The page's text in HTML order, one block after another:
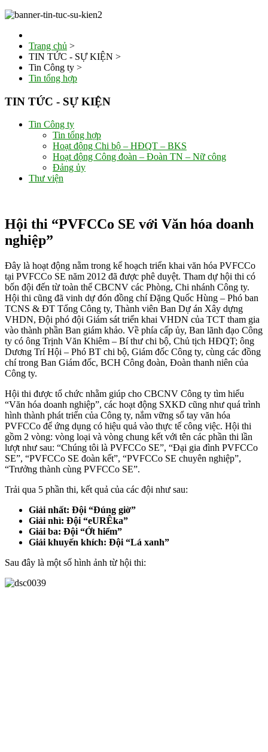
Trang chủ >
TIN TỨC - SỰ KIỆN >
Tin Công ty >
Tin tổng hợp
TIN TỨC - SỰ KIỆN
Tin Công ty
Tin tổng hợp
Hoạt động Chi bộ – HĐQT – BKS
Hoạt động Công đoàn – Đoàn TN – Nữ công
Đảng ủy
Thư viện
Hội thi “PVFCCo SE với Văn hóa doanh
nghiệp”
Đây là hoạt động nằm trong kế hoạch triển khai văn hóa PVFCCo
tại PVFCCo SE năm 2012 đã được phê duyệt. Tham dự hội thi có
bốn đội đến từ toàn thể CBCNV các Phòng, Chi nhánh Công ty.
Hội thi cũng đã vinh dự đón đồng chí Đặng Quốc Hùng – Phó ban
TCNS & ĐT Tổng Công ty, Thành viên Ban Dự án Xây dựng
VHDN, Đội phó đội Giám sát triển khai VHDN của TCT tham gia
vào thành phần Ban giám khảo. Về phía cấp ủy, Ban lãnh đạo Công
ty có ông Trịnh Văn Khiêm – Bí thư chi bộ, Chủ tịch HĐQT; ông
Dương Trí Hội – Phó BT chi bộ, Giám đốc Công ty, cùng các đồng
chí trong Ban Giám đốc, BCH Công đoàn, Đoàn thanh niên của
Công ty.
Hội thi được tổ chức nhằm giúp cho CBCNV Công ty tìm hiểu
“Văn hóa doanh nghiệp”, các hoạt động SXKD cũng như quá trình
hình thành phát triển của Công ty, nắm vững sổ tay văn hóa
PVFCCo để ứng dụng có hiệu quả vào thực tế công việc. Hội thi
gồm 2 vòng: vòng loại và vòng chung kết với tên các phần thi lần
lượt như sau: “Chúng tôi là PVFCCo SE”, “Đại gia đình PVFCCo
SE”, “PVFCCo SE đoàn kết”, “PVFCCo SE chuyên nghiệp”,
“Trưởng thành cùng PVFCCo SE”.
Trải qua 5 phần thi, kết quả của các đội như sau:
Giải nhất: Đội “Đúng giờ”
Giải nhì: Đội “eURÊka”
Giải ba: Đội “Ớt hiểm”
Giải khuyến khích: Đội “Lá xanh”
Sau đây là một số hình ảnh từ hội thi: